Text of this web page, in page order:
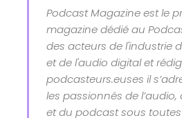
Podcast Magazine est le
magazine dédié au
des acteurs de l'industrie
et de l'audio digital et
podcasteurs.euses il
les passionnés de l’audio,
et du podcast sous